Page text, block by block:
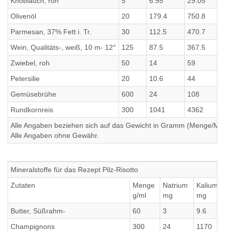
Olivenöl
20 179.4
750.8
Parmesan, 37% Fett i. Tr.
30 112.5
470.7
Wein, Qualitäts-, weiß, 10 m- 12°
125 87.5
367.5
Zwiebel, roh
50 14
59
Petersilie
20 10.6
44
Gemüsebrühe
600 24
108
Rundkornreis
300 1041
4362
Alle Angaben beziehen sich auf das Gewicht in Gramm (Menge/
Alle Angaben ohne Gewähr.
Mineralstoffe für das Rezept Pilz-Risotto
Zutaten
Menge
g/ml
Natrium
mg
Kalium
mg
Butter, Süßrahm-
60 3
9.6
Champignons
300 24
1170